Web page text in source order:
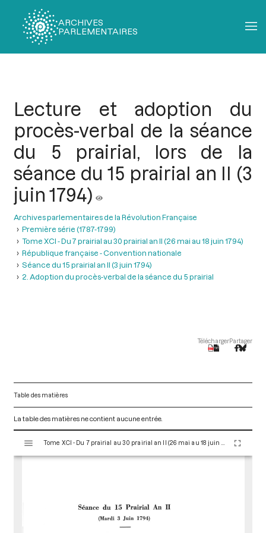
ARCHIVES
PARLEMENTAIRES
Lecture et adoption du
procès-verbal de la séance
du 5 prairial, lors de la
séance du 15 prairial an II (3
juin 1794)
Archives parlementaires de la Révolution Française
Première série (1787-1799)
Tome XCI - Du 7 prairial au 30 prairial an II (26 mai au 18 juin 1794)
République française - Convention nationale
Séance du 15 prairial an II (3 juin 1794)
2. Adoption du procès-verbal de la séance du 5 prairial
TéléchargerPartager
Table des matières
La table des matières ne contient aucune entrée.
s